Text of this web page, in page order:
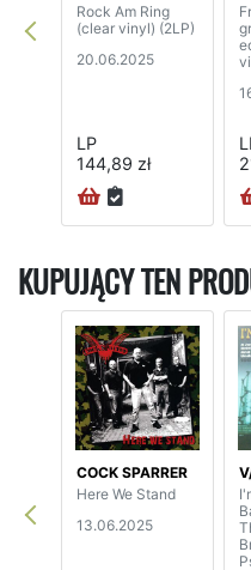
Rock Am Ring
(clear vinyl) (2LP)
20.06.2025
LP
144,89 zł
KUPUJĄCY TEN
COCK SPARRER
Here We Stand
13.06.2025